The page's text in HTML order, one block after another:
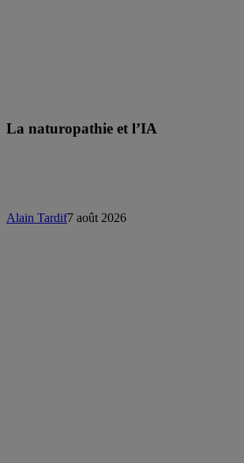
La naturopathie et l’IA
Alain Tardif7 août 2026